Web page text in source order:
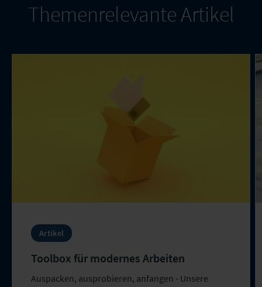
Themenrelevante Artikel
Artikel
Toolbox für modernes Arbeiten​
Auspacken, ausprobieren, anfangen - Unsere